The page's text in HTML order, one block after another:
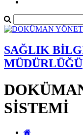
SAĞLIK
MÜDÜRLÜĞÜ
SİSTEMİ